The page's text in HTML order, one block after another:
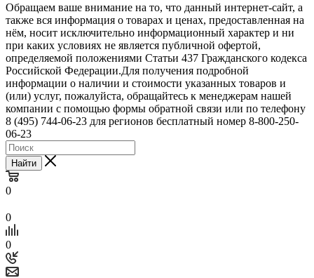
Обращаем ваше внимание на то, что данный интернет-сайт, а
также вся информация о товарах и ценах, предоставленная на
нём, носит исключительно информационный характер и ни
при каких условиях не является публичной офертой,
определяемой положениями Статьи 437 Гражданского кодекса
Российской Федерации.Для получения подробной
информации о наличии и стоимости указанных товаров и
(или) услуг, пожалуйста, обращайтесь к менеджерам нашей
компании с помощью формы обратной связи или по телефону
8 (495) 744-06-23 для регионов бесплатный номер 8-800-250-
06-23
Найти
0
0
0